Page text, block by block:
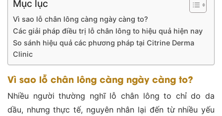
Mục lục
Vì sao lỗ chân lông càng ngày càng to?
Các giải pháp điều trị lỗ chân lông to hiệu quả hiện nay
So sánh hiệu quả các phương pháp tại Citrine Derma
Clinic
Vì sao lỗ chân lông càng ngày càng to?
Nhiều người thường nghĩ lỗ chân lông to chỉ do da
dầu, nhưng thực tế, nguyên nhân lại đến từ nhiều yếu